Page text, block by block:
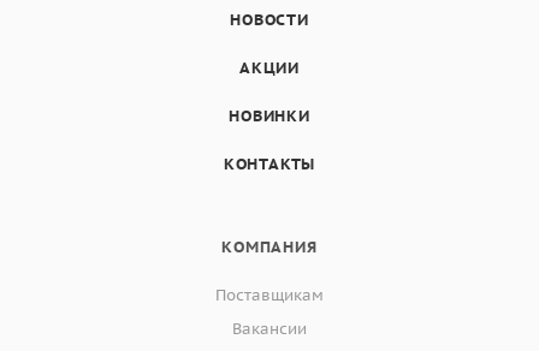
НОВОСТИ
АКЦИИ
НОВИНКИ
КОНТАКТЫ
КОМПАНИЯ
Поставщикам
Вакансии